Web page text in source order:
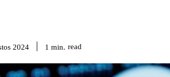
2024 1 min. read